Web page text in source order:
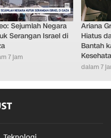
Sejumlah Negara
Serangan Israel di
7 jam
Ariana
Hiatus
Bantah
dalam 7